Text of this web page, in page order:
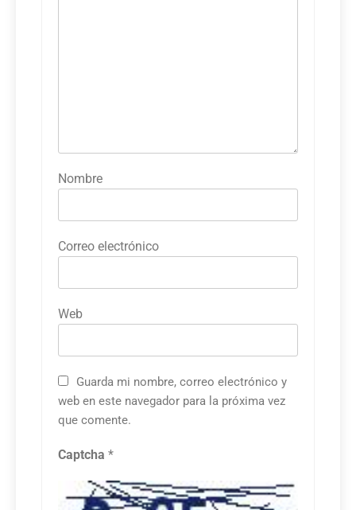
Nombre
Correo electrónico
Web
Guarda mi nombre, correo electrónico y
web en este navegador para la próxima vez
que comente.
Captcha *